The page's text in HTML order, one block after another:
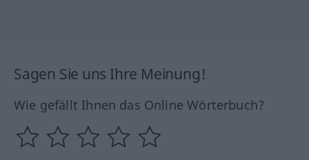
Sagen Sie uns Ihre Meinung!
Wie gefällt Ihnen das Online Wörterbuch?